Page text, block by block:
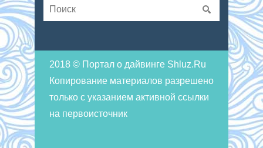
2018 © Портал о дайвинге Shluz.Ru
Копирование материалов разрешено
только с указанием активной ссылки
на первоисточник